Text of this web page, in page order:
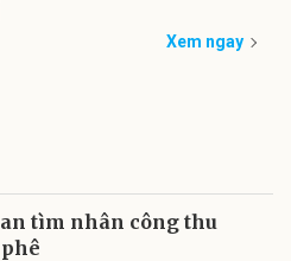
Xem ngay
tìm nhân công thu